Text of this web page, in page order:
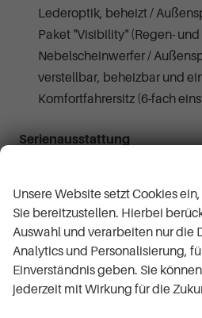
Lederoptik, beheizt /
Paket "Visibility" (Regen-
Nebelscheinwerfer /
verstellbar, beheizbar und
Komfortfahrersitz (6-fach
Serienausstattung
begrenzer /
Verkehrsschilderkennung /
(Kamera) / Fernlichtassistent]
Außen
Unsere Website setzt Cookies
Sie bereitzustellen. Hierbei
Auswahl und verarbeiten nur die
Analytics und Personalisierung,
Einverständnis geben. Sie
jederzeit mit Wirkung für die